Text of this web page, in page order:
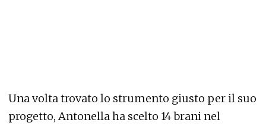
Una volta trovato lo strumento giusto per il suo
progetto, Antonella ha scelto 14 brani nel